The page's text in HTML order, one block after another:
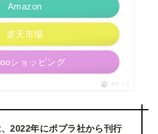
Amazon
楽天市場
ショッピング
ポチップ
2022年にポプラ社から刊行